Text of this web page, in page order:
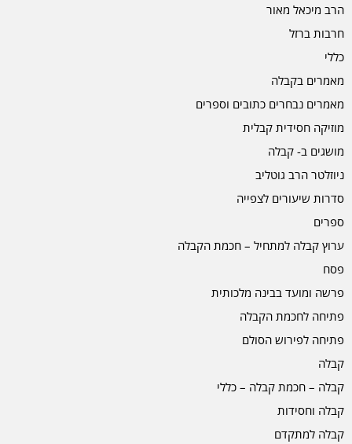
הרב מיכאל מאור
חרבות ברזל
כללי
מאמרים בקבלה
מאמרים נבחרים כתובים וספרים
מוזיקה חסידית קבלית
מושגים ב- קבלה
ניוזלטר הרב גוטליב
סדרות שיעורים לצפייה
ספרים
ערוץ קבלה למתחיל – חכמת הקבלה
פסח
פרשה ומועד בבינה מלכותית
פתיחה לחכמת הקבלה
פתיחה לפירוש הסולם
קבלה
קבלה – חכמת קבלה – כללי
קבלה וחסידות
קבלה למתקדם